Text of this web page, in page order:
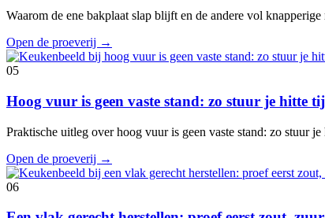
Waarom de ene bakplaat slap blijft en de andere vol
Open de proeverij →
05
Hoog vuur is geen vaste stand: zo stuur je hitte
Praktische uitleg over hoog vuur is geen vaste stand: zo stuur
Open de proeverij →
06